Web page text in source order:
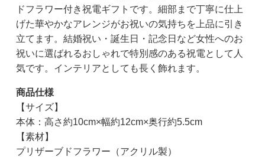
ドフラワー付き祝電ギフトです。細部まで丁寧に仕上
げた華やかなアレンジがお祝いの気持ちを上品に引き
立てます。結婚祝い・誕生日・記念日など女性へのお
祝いに選ばれるおしゃれで特別感のある祝電として人
気です。インテリアとしても長く飾れます。
商品仕様
【サイズ】
本体：高さ約10cm×幅約12cm×奥行約5.5cm
【素材】
プリザーブドフラワー（アクリル製）